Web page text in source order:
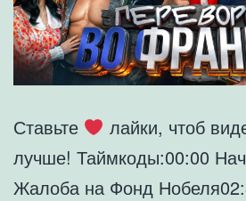
Ставьте
лайки, чтоб
лучше! Таймкоды:00:00
Жалоба на Фонд